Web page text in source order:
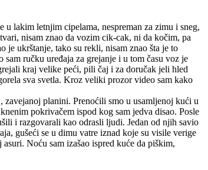
lakim letnjim cipelama, nespreman za zimu i sneg,
nisam znao da vozim cik-cak, ni da kočim, pa
je ukrštanje, tako su rekli, nisam znao šta je to
ručku uređaja za grejanje i u tom času voz je
kraj velike peći, pili čaj i za doručak jeli hled
sva svetla. Kroz veliki prozor video sam kako
zavejanoj planini. Prenoćili smo u usamljenoj kući u
pokrivačem ispod kog sam jedva disao. Posle
i razgovarali kao odrasli ljudi. Jedan od njih savio
gušeći se u dimu vatre iznad koje su visile verige
Noću sam izašao ispred kuće da piškim,